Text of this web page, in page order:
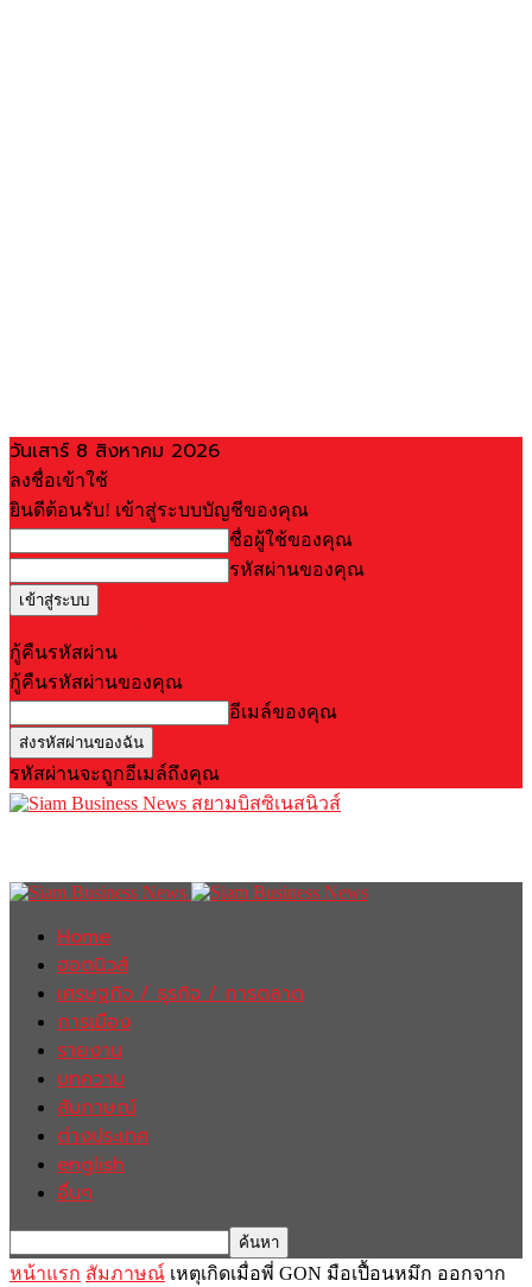
วันเสาร์ 8 สิงหาคม 2026
ลงชื่อเข้าใช้
ยินดีต้อนรับ! เข้าสู่ระบบบัญชีของคุณ
ชื่อผู้ใช้ของคุณ
รหัสผ่านของคุณ
กู้คืนรหัสผ่าน
กู้คืนรหัสผ่านของคุณ
อีเมล์ของคุณ
รหัสผ่านจะถูกอีเมล์ถึงคุณ
สยามบิสซิเนสนิวส์
Home
ฮอตนิวส์
เศรษฐกิจ / ธุรกิจ / การตลาด
การเมือง
รายงาน
บทความ
สัมภาษณ์
ต่างประเทศ
english
อื่นๆ
หน้าแรก สัมภาษณ์ เหตุเกิดเมื่อพี่ GON มือเปื้อนหมึก ออกจาก